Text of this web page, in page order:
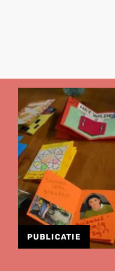
PUBLICATIE